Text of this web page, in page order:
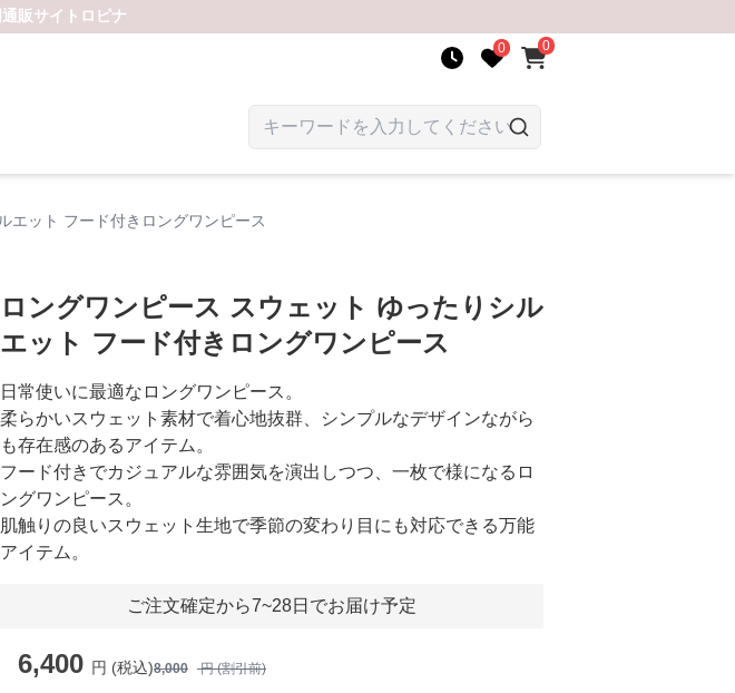
販サイト ロピナ
0 0
エット フード付きロングワンピース
ロングワンピース スウェット ゆったりシル
エット フード付きロングワンピース
日常使いに最適なロングワンピース。
柔らかいスウェット素材で着心地抜群、シンプルなデザインながら
も存在感のあるアイテム。
フード付きでカジュアルな雰囲気を演出しつつ、一枚で様になるロ
ングワンピース。
肌触りの良いスウェット生地で季節の変わり目にも対応できる万能
アイテム。
ご注文確定から7~28日でお届け予定
6,400 円 (税込)8,000 円 (割引前)